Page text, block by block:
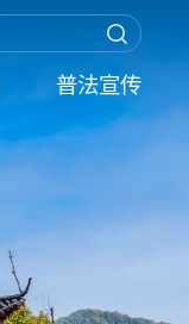
普法宣传